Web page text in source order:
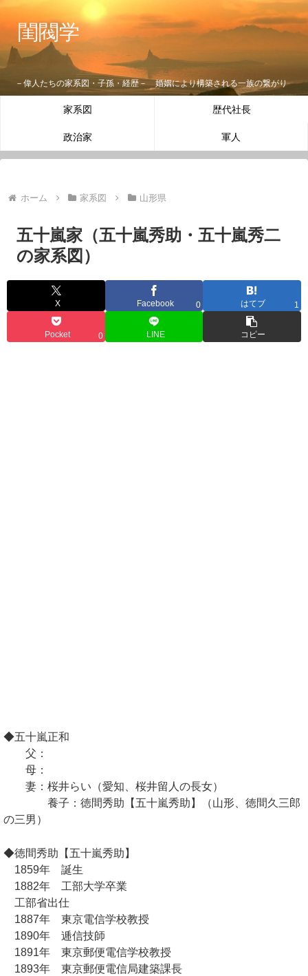
閨閥学
－偉人たちの家系図・子孫・経歴－ 婚姻により構築される一族の繋がり
家系図 歴代社長
政治家 軍人
ホーム 家系図 山形県
五十嵐家（五十嵐秀助・五十嵐秀二
の家系図）
X Facebook 0 はてブ 1
Pocket 0 LINE コピー
◆五十嵐正和
父：
母：
妻：桜井らい（愛知、桜井留人の長女）
養子：徳間秀助【五十嵐秀助】（山形、徳間久三郎
の三男）
◆徳間秀助【五十嵐秀助】
1859年 誕生
1882年 工部大学卒業
工部省出仕
1887年 東京電信学校教授
1890年 逓信技師
1891年 東京郵便電信学校教授
1893年 東京郵便電信局建築課長